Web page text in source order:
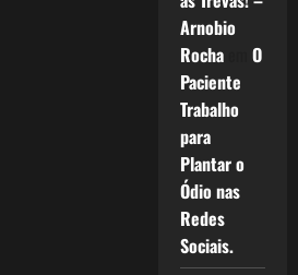
Arnobio
Rochaem O
Paciente
Trabalho
para
Plantar o
Ódio nas
Redes
Sociais.